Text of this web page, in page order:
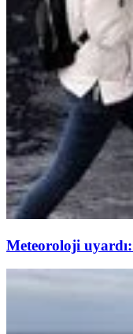
Meteoroloji